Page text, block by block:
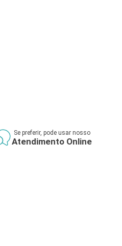
Se preferir, pode usar nosso
Atendimento Online